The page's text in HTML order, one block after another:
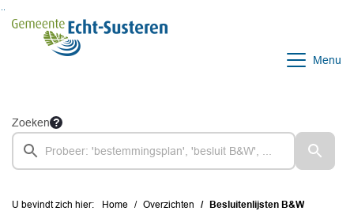
Ga naar de inhoud van deze pagina
Ga naar het zoeken
Ga naar het menu
Menu
Zoeken
U bevindt zich hier: Home Overzichten Besluitenlijsten B&W